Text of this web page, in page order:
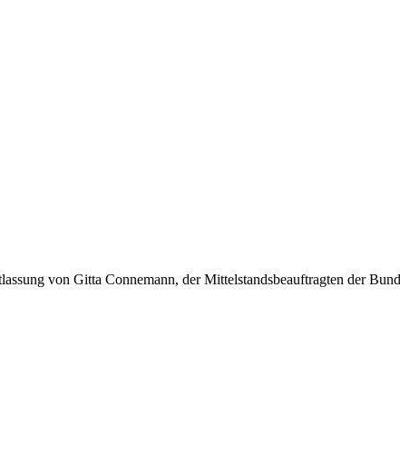
von Gitta Connemann, der Mittelstandsbeauftragten der